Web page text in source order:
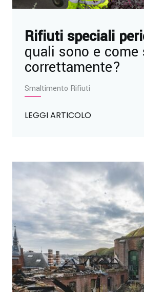
Rifiuti speciali
quali sono e
correttamente?
Smaltimento Rifiuti
LEGGI ARTICOLO